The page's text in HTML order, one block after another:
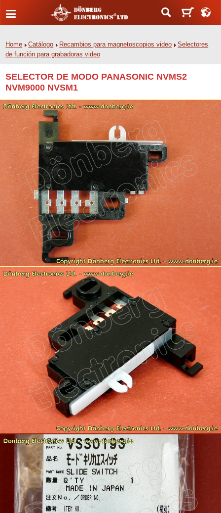
Home Catálogo Recambios para magnetoscopios video
Selectores
de función para grabadoras video
SELECTOR DE MODO PANASONIC NVMS2
NVM9000 NVSM1